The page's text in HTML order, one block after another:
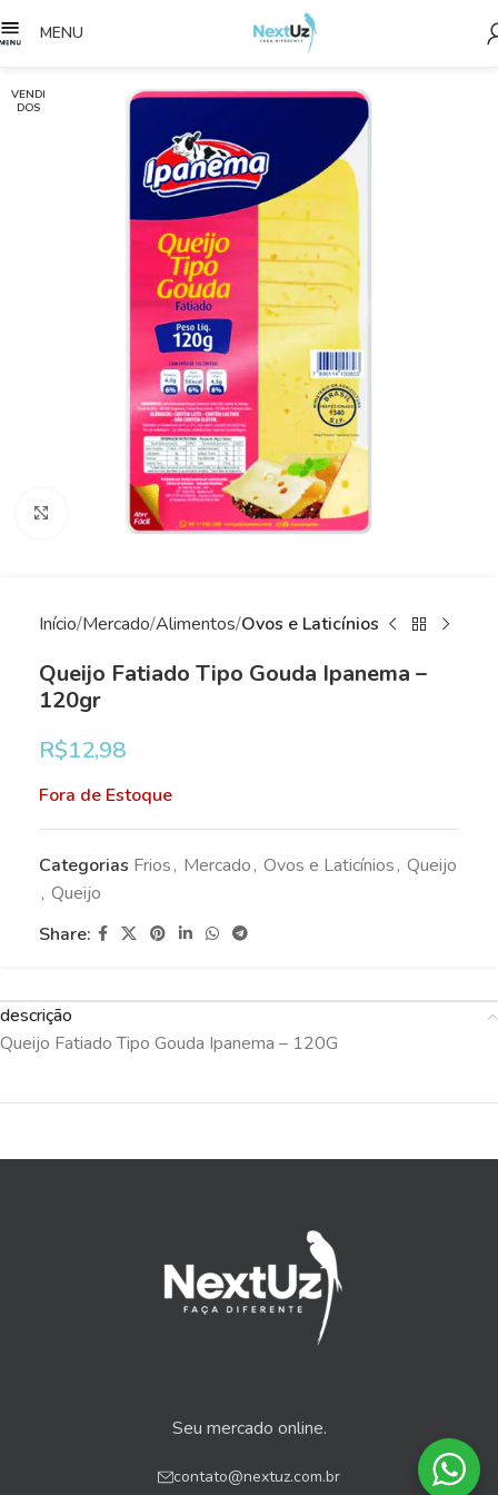
MENU
VENDI
DOS
Clique para ampliar
Início Mercado Alimentos Ovos e Laticínios
Queijo Fatiado Tipo Gouda Ipanema –
120gr
R$12,98
Fora de Estoque
Categorias Frios, Mercado, Ovos e Laticínios, Queijo
, Queijo
Share:
descrição
Queijo Fatiado Tipo Gouda Ipanema – 120G
Seu mercado online.
contato@nextuz.com.br